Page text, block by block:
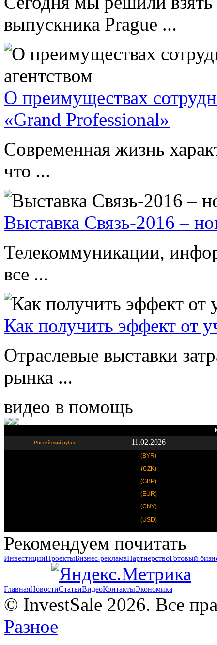
выпускника Prague ...
О преимуществах
«Grand Professional»
Современная жизнь
что ...
Выставка Связь-2016 –
Телекоммуникации,
все ...
Как получить эффект от
Отраслевые выставки
рынка ...
видео в помощь
Российский рубль 11.02.2026
(BYR)
(CZK)
(GBP)
(EUR)
(CNY)
(USD)
Рекомендуем почитать
ИнвестицииПроектыБизнес-рекламаПартнерствоГотовый
ГлавнаяНовостиСтатьиВидеоКонтактыЭкономика
© InvestSale 2026. Все
Разное